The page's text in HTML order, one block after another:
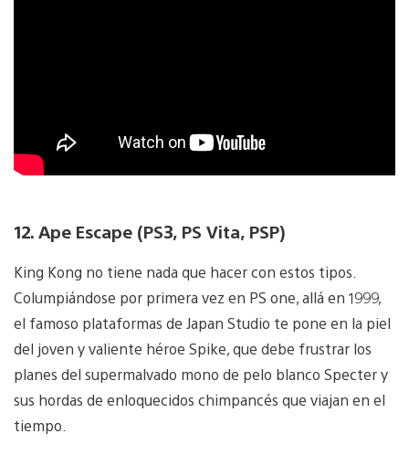
12. Ape Escape (PS3, PS Vita, PSP)
King Kong no tiene nada que hacer con estos tipos.
Columpiándose por primera vez en PS one, allá en 1999,
el famoso plataformas de Japan Studio te pone en la piel
del joven y valiente héroe Spike, que debe frustrar los
planes del supermalvado mono de pelo blanco Specter y
sus hordas de enloquecidos chimpancés que viajan en el
tiempo.